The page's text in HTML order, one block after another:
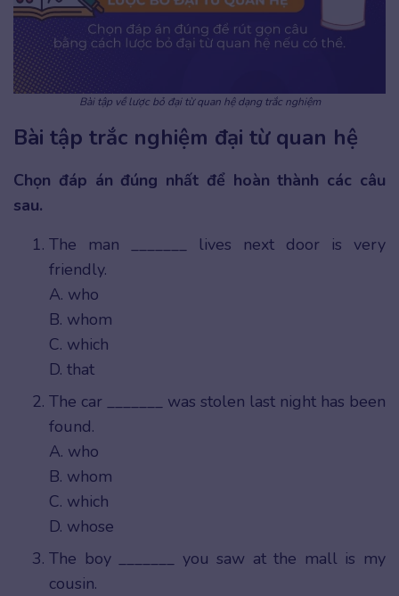
Bài tập về lược bỏ đại từ quan hệ dạng trắc nghiệm
Bài tập trắc nghiệm đại từ quan hệ
Chọn đáp án đúng nhất để hoàn thành các câu
sau.
The man _______ lives next door is very
friendly.
A. who
B. whom
C. which
D. that
The car _______ was stolen last night has been
found.
A. who
B. whom
C. which
D. whose
The boy _______ you saw at the mall is my
cousin.